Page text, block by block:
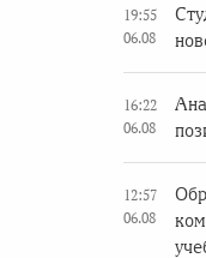
19:55
06.08
16:22
06.08
12:57
06.08